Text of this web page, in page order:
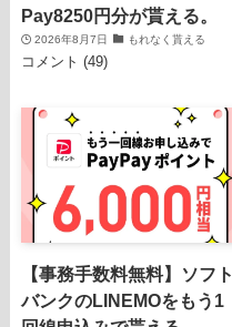
Pay8250円分が貰える。
2026年8月7日 もれなく貰える
コメント (49)
【事務手数料無料】ソフト
バンクのLINEMOをもう1